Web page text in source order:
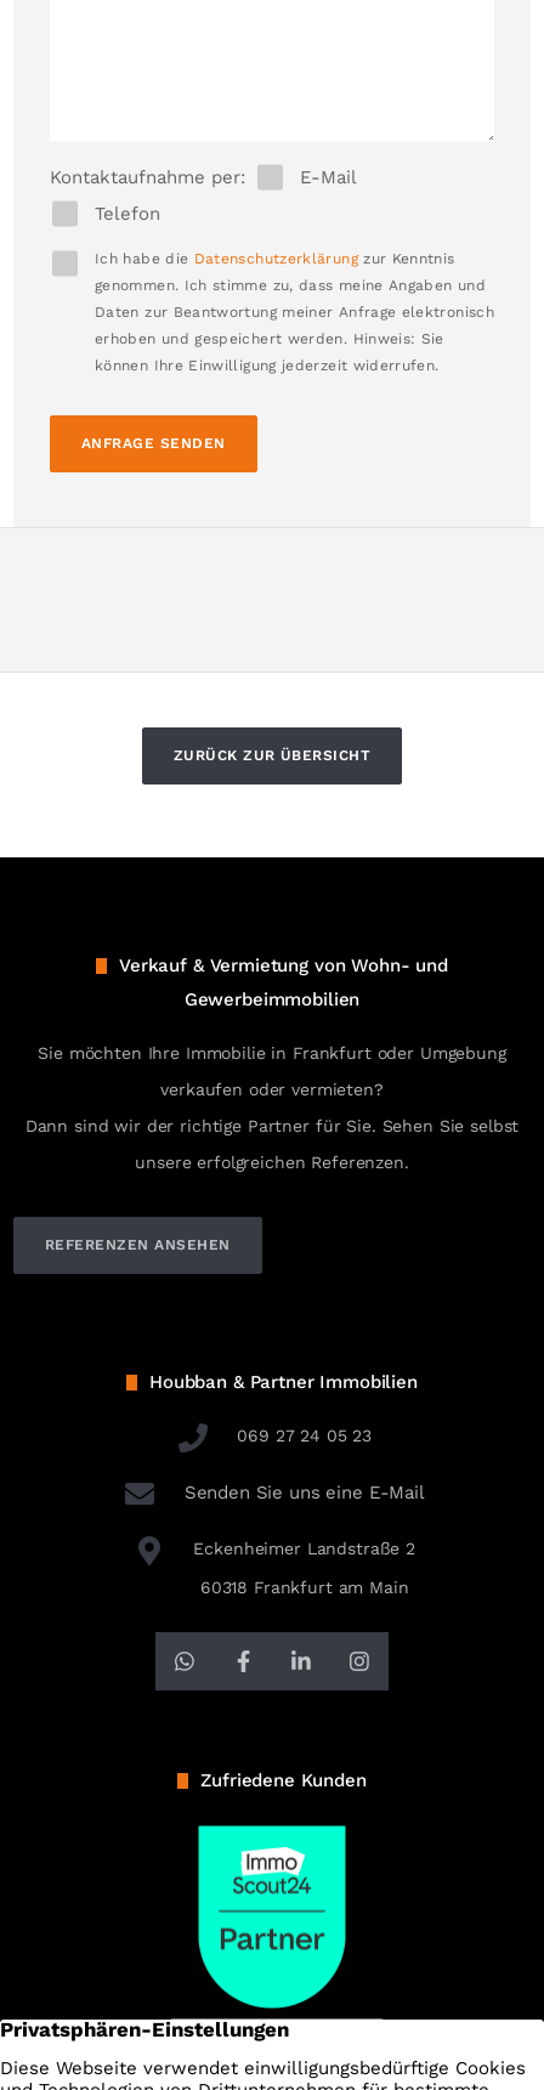
Kontaktaufnahme per:
E-Mail
Telefon
Ich habe die Datenschutzerklärungzur Kenntnis
genommen. Ich stimme zu, dass meine Angaben und
Daten zur Beantwortung meiner Anfrage elektronisch
erhoben und gespeichert werden. Hinweis: Sie
können Ihre Einwilligung jederzeit widerrufen.
ANFRAGE SENDEN
ZURÜCK ZUR ÜBERSICHT
Verkauf & Vermietung von Wohn- und
Gewerbeimmobilien
Sie möchten Ihre Immobilie in Frankfurt oder Umgebung
verkaufen oder vermieten?
Dann sind wir der richtige Partner für Sie. Sehen Sie selbst
unsere erfolgreichen Referenzen.
REFERENZEN ANSEHEN
Houbban & Partner Immobilien
069 27 24 05 23
Senden Sie uns eine E-Mail
Eckenheimer Landstraße 2
60318 Frankfurt am Main
Zufriedene Kunden